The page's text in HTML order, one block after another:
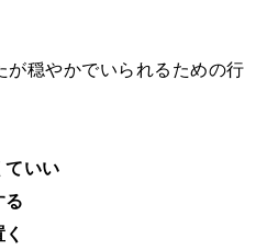
穏やかでいられるための行
いい